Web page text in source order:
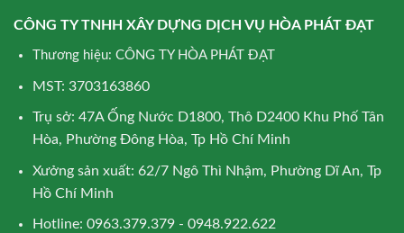
CÔNG TY TNHH XÂY DỰNG DỊCH VỤ HÒA PHÁT ĐẠT
Thương hiệu: CÔNG TY HÒA PHÁT ĐẠT
MST: 3703163860
Trụ sở: 47A Ống Nước D1800, Thô D2400 Khu Phố Tân
Hòa, Phường Đông Hòa, Tp Hồ Chí Minh
Xưởng sản xuất: 62/7 Ngô Thì Nhậm, Phường Dĩ An, Tp
Hồ Chí Minh
Hotline: 0963.379.379 - 0948.922.622